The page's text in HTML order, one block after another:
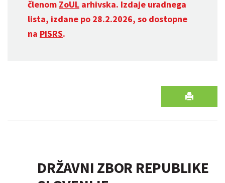
členom ZoUL arhivska. Izdaje uradnega
lista, izdane po 28.2.2026, so dostopne
na PISRS.
DRŽAVNI ZBOR REPUBLIKE